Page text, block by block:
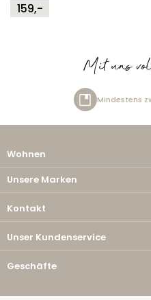
159,-
Mit uns
Jahre Garantie
Wohnen
Unsere Marken
Kontakt
Unser Kundenservice
Geschäfte